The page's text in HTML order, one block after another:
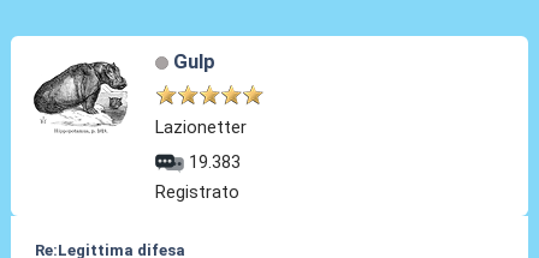
Gulp
Lazionetter
19.383
Registrato
Re:Legittima difesa